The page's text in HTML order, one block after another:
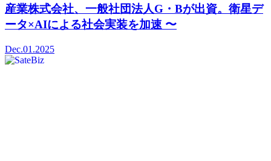
産業株式会社、一般社団法人G・Bが出資。衛星デ
ータ×AIによる社会実装を加速 〜
Dec.01.2025